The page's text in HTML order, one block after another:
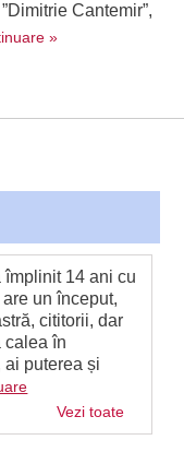
Cantemir”,
»
împlinit 14 ani cu
un început,
cititorii, dar
calea în
ai puterea și
Vezi toate